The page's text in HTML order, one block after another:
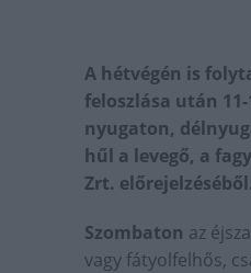
A hétvégén is
feloszlása után
nyugaton,
hűl a levegő, a
Zrt. előrejelzéséből.
Szombaton az
vagy fátyolfelhős,